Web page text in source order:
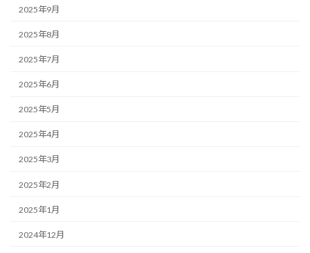
2025年9月
2025年8月
2025年7月
2025年6月
2025年5月
2025年4月
2025年3月
2025年2月
2025年1月
2024年12月